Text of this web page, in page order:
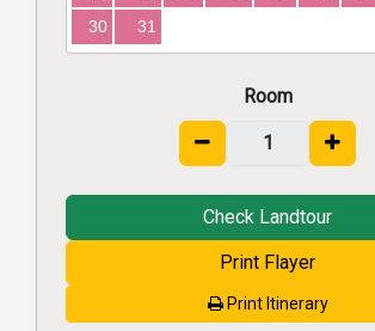
30
31
Room
Check Landtour
Print Flayer
Print Itinerary